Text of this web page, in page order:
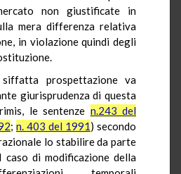
non giustificate in
mera differenza relativa
in violazione quindi degli
prospettazione va
giurisprudenza di questa
le sentenze n.243 del
; n. 403 del 1991) secondo
lo stabilire da parte
di modificazione della